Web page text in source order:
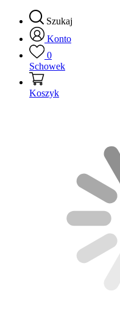
Szukaj
Konto
0
Schowek
Koszyk